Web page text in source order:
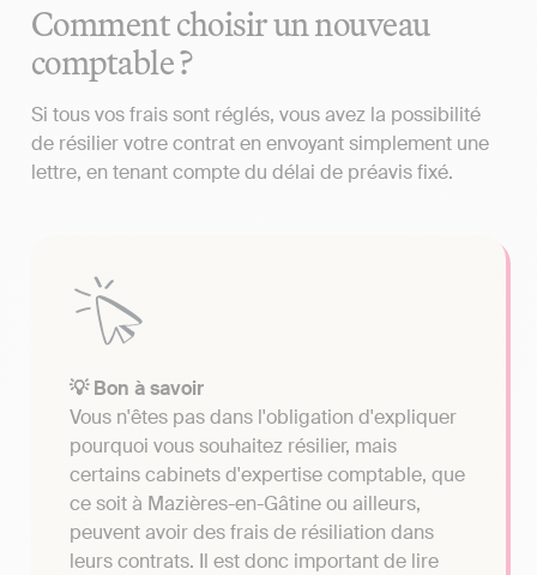
Comment choisir un nouveau
comptable ?
Si tous vos frais sont réglés, vous avez la possibilité
de résilier votre contrat en envoyant simplement une
lettre, en tenant compte du délai de préavis fixé.
💡 Bon à savoir
Vous n'êtes pas dans l'obligation d'expliquer
pourquoi vous souhaitez résilier, mais
certains cabinets d'expertise comptable, que
ce soit à Mazières-en-Gâtine ou ailleurs,
peuvent avoir des frais de résiliation dans
leurs contrats. Il est donc important de lire